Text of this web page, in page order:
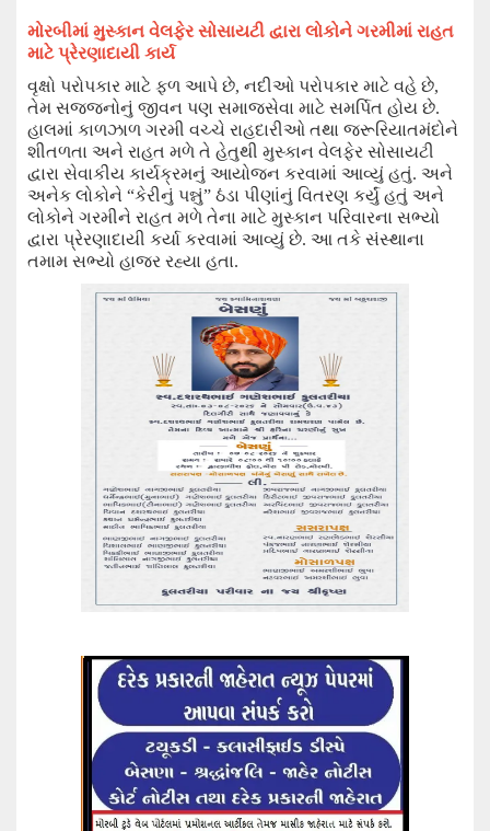
મોરબીમાં મુસ્કાન વેલફેર સોસાયટી દ્વારા લોકોને ગરમીમાં રાહત
માટે પ્રેરણાદાયી કાર્ય
વૃક્ષો પરોપકાર માટે ફળ આપે છે, નદીઓ પરોપકાર માટે વહે છે,
તેમ સજ્જનોનું જીવન પણ સમાજસેવા માટે સમર્પિત હોય છે.
હાલમાં કાળઝાળ ગરમી વચ્ચે રાહદારીઓ તથા જરૂરિયાતમંદોને
શીતળતા અને રાહત મળે તે હેતુથી મુસ્કાન વેલફેર સોસાયટી
દ્વારા સેવાકીય કાર્યક્રમનું આયોજન કરવામાં આવ્યું હતું. અને
અનેક લોકોને “કેરીનું પન્નું” ઠંડા પીણાંનું વિતરણ કર્યું હતું અને
લોકોને ગરમીને રાહત મળે તેના માટે મુસ્કાન પરિવારના સભ્યો
દ્વારા પ્રેરણાદાયી કર્યા કરવામાં આવ્યું છે. આ તકે સંસ્થાના
તમામ સભ્યો હાજર રહ્યા હતા.